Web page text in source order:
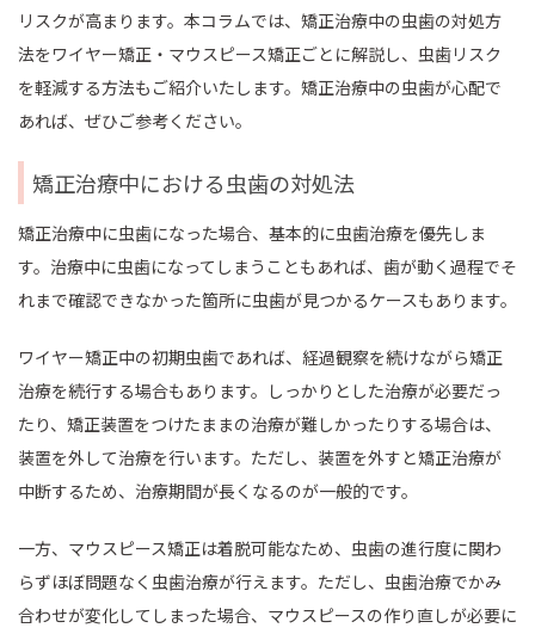
リスクが高まります。本コラムでは、矯正治療中の虫歯の対処方
法をワイヤー矯正・マウスピース矯正ごとに解説し、虫歯リスク
を軽減する方法もご紹介いたします。矯正治療中の虫歯が心配で
あれば、ぜひご参考ください。
矯正治療中における虫歯の対処法
矯正治療中に虫歯になった場合、基本的に虫歯治療を優先しま
す。治療中に虫歯になってしまうこともあれば、歯が動く過程でそ
れまで確認できなかった箇所に虫歯が見つかるケースもあります。
ワイヤー矯正中の初期虫歯であれば、経過観察を続けながら矯正
治療を続行する場合もあります。しっかりとした治療が必要だっ
たり、矯正装置をつけたままの治療が難しかったりする場合は、
装置を外して治療を行います。ただし、装置を外すと矯正治療が
中断するため、治療期間が長くなるのが一般的です。
一方、マウスピース矯正は着脱可能なため、虫歯の進行度に関わ
らずほぼ問題なく虫歯治療が行えます。ただし、虫歯治療でかみ
合わせが変化してしまった場合、マウスピースの作り直しが必要に